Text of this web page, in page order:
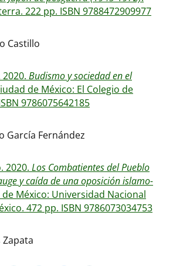
222 pp. ISBN 9788472909977
Castillo
Budismo y sociedad en el
de México: El Colegio de
9786075642185
García Fernández
2020. Los Combatientes del Pueblo
y caída de una oposición islamo-
de México: Universidad Nacional
472 pp. ISBN 9786073034753